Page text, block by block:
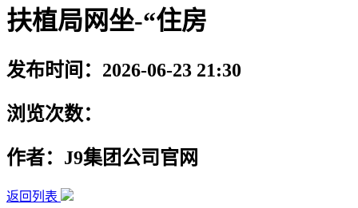
扶植局网坐-“住房
发布时间：2026-06-23 21:30
浏览次数：
作者：J9集团公司官网
返回列表